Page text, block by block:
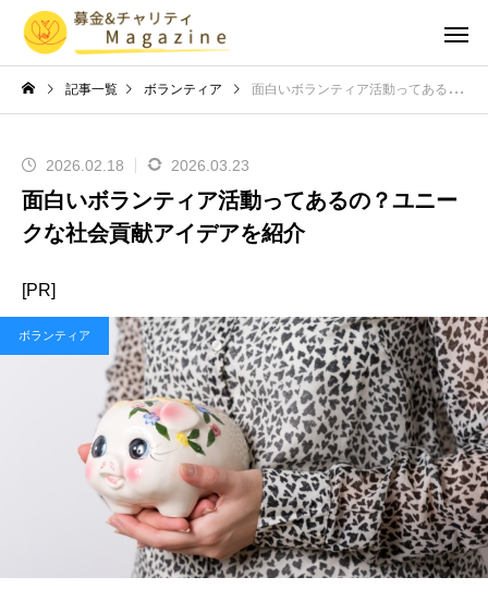
記事一覧 ボランティア 面白いボランティア活動ってあるの？ユニークな社会貢献アイデアを紹介
2026.02.18 2026.03.23
面白いボランティア活動ってあるの？ユニー
クな社会貢献アイデアを紹介
[PR]
ボランティア